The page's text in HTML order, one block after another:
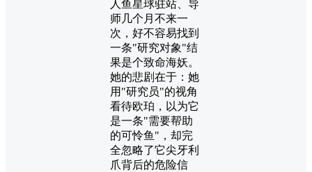
人鱼星球驻站、导
师几个月不来一
次，好不容易找到
一条"研究对象"结
果是个致命海妖。
她的悲剧在于：她
用"研究员"的视角
看待欧珀，以为它
是一条"需要帮助
的可怜鱼"，却完
全忽略了它尖牙利
爪背后的危险信